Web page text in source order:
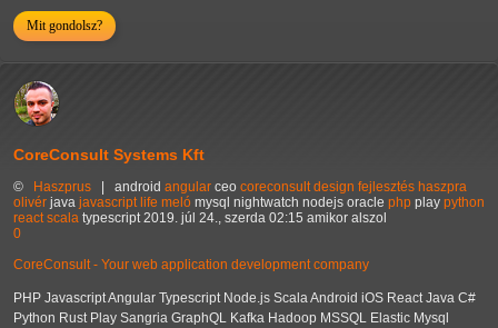
Mit gondolsz?
CoreConsult Systems Kft
© Haszprus | android angular ceo coreconsult design fejlesztés haszpra
olivér java javascript life meló mysql nightwatch nodejs oracle php play python
react scala typescript 2019. júl 24., szerda 02:15 amikor alszol
0
CoreConsult - Your web application development company
PHP Javascript Angular Typescript Node.js Scala Android iOS React Java C#
Python Rust Play Sangria GraphQL Kafka Hadoop MSSQL Elastic Mysql